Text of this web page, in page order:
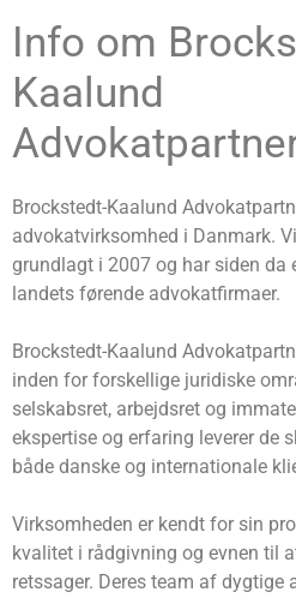
Info om
Kaalund
Brockstedt-Kaalund
advokatvirksomhed i Danmark.
grundlagt i 2007 og har siden da
landets førende advokatfirmaer.
Brockstedt-Kaalund
inden for forskellige juridiske
selskabsret, arbejdsret og
ekspertise og erfaring leverer de
både danske og internationale
Virksomheden er kendt for sin
kvalitet i rådgivning og evnen til
retssager. Deres team af